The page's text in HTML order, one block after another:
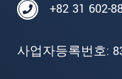
+82 31 602-
사업자등록번호: